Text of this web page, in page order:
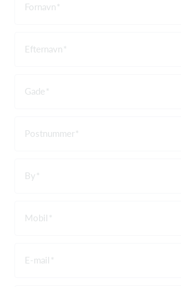
Fornavn
Efternavn
Gade
Postnummer
By
Mobil
E-mail